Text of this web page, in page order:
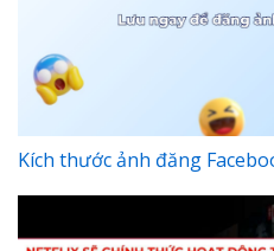
Kích thước ảnh đăng